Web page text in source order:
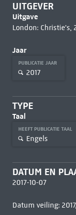
UITGEVER
Uitgave
London: Christie's,
Jaar
PUBLICATIE JAAR
2017
TYPE
Taal
HEEFT PUBLICATIE TAAL
Engels
DATUM EN
2017-10-07
Datum veiling: